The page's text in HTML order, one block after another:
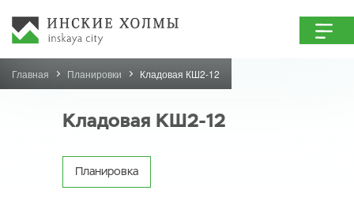
Главная Планировки Кладовая КШ2-12
Кладовая КШ2-12
Планировка